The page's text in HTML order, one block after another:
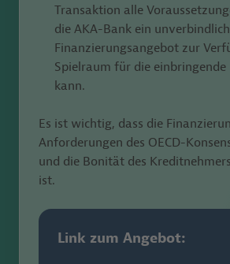
Transaktion alle
die AKA-Bank ein
Finanzierungsangebot zur
Spielraum für die
kann.
Es ist wichtig, dass die
Anforderungen des OECD-
und die Bonität des
ist.
Link zum Angebot: